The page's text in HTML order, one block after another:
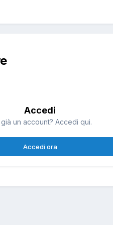
Accedi
un account? Accedi qui.
Accedi ora